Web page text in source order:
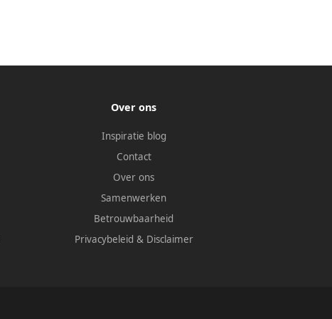
Over ons
Inspiratie blog
Contact
Over ons
Samenwerken
Betrouwbaarheid
Privacybeleid & Disclaimer